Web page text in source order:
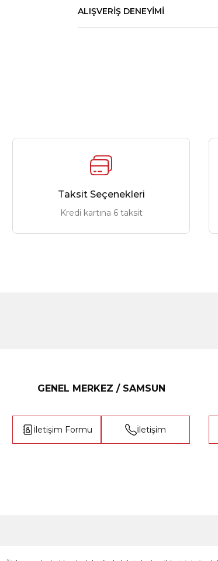
ALIŞVERIŞ DENEYIMI
Taksit Seçenekleri
Kredi kartına 6 taksit
GENEL MERKEZ / SAMSUN
İletişim Formu İletişim